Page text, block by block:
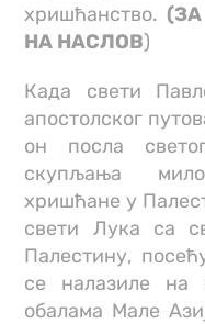
хришћанство.
НА НАСЛОВ)
Када свети
апостолског
он посла
скупљања
хришћане у
свети Лука са
Палестину,
се налазиле на
обалама Мале